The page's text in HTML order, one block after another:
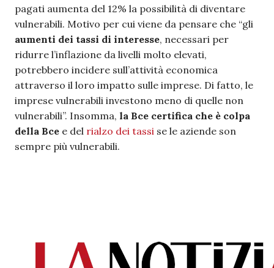
pagati aumenta del 12% la possibilità di diventare
vulnerabili. Motivo per cui viene da pensare che “gli
aumenti dei tassi di interesse, necessari per
ridurre l’inflazione da livelli molto elevati,
potrebbero incidere sull’attività economica
attraverso il loro impatto sulle imprese. Di fatto, le
imprese vulnerabili investono meno di quelle non
vulnerabili”. Insomma, la Bce certifica che è colpa
della Bce e del rialzo dei tassi se le aziende son
sempre più vulnerabili.